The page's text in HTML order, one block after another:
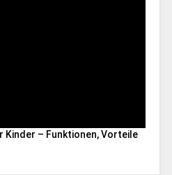
Kinder – Funktionen, Vorteile